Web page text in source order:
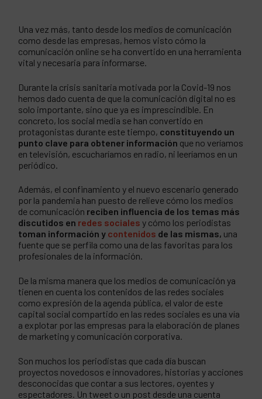
Una vez más, tanto desde los medios de comunicación
como desde las empresas, hemos visto cómo la
comunicación online se ha convertido en una herramienta
vital y necesaria para informarse.
Durante la crisis sanitaria motivada por la Covid-19 nos
hemos dado cuenta de que la comunicación digital no es
solo importante, sino que ya es imprescindible. En
concreto, los social media se han convertido en
protagonistas durante este tiempo, constituyendo un
punto clave para obtener información que no veríamos
en televisión, escucharíamos en radio, ni leeríamos en un
periódico.
Además, el confinamiento y el nuevo escenario generado
por la pandemia han puesto de relieve cómo los medios
de comunicación reciben influencia de los temas más
discutidos en redes sociales y cómo los periodistas
toman información y contenidos de las mismas, una
fuente que se perfila como una de las favoritas para los
profesionales de la información.
De la misma manera que los medios de comunicación ya
tienen en cuenta los contenidos de las redes sociales
como expresión de la agenda pública, el valor de este
capital social compartido en las redes sociales es una vía
a explotar por las empresas para la elaboración de planes
de marketing y comunicación corporativa.
Son muchos los periodistas que cada día buscan
proyectos novedosos e innovadores, historias y acciones
desconocidas que contar a sus lectores, oyentes y
espectadores. Un tweet o un post desde una cuenta